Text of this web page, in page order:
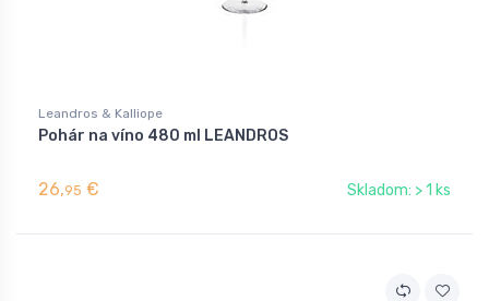
Leandros & Kalliope
Pohár na víno 480 ml LEANDROS
26,95 € Skladom: > 1 ks